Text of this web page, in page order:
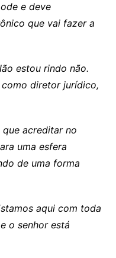
e deve
que vai fazer a
estou rindo não.
diretor jurídico,
acreditar no
uma esfera
de uma forma
aqui com toda
o senhor está